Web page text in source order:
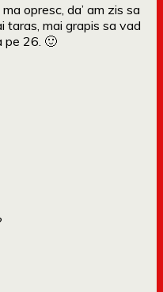
opresc, da’ am zis sa
taras, mai grapis sa vad
pe 26. 🙂